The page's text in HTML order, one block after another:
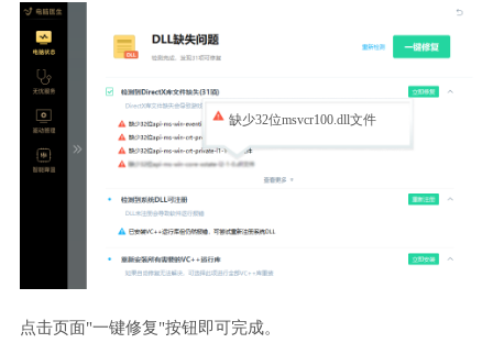
缺少32位msvcr100.dll文件
点击页面"一键修复"按钮即可完成。